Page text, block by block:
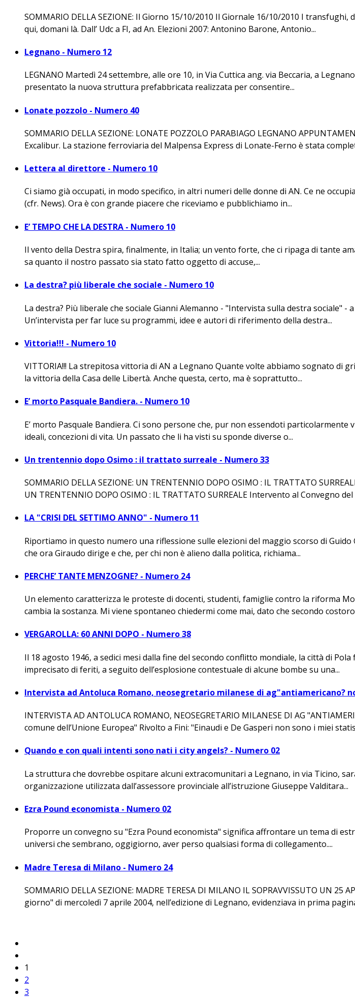
SOMMARIO DELLA SEZIONE: Il Giorno 15/10/2010 Il Giornale 16/10/2010 I
qui, domani là. Dall’ Udc a FI, ad An. Elezioni 2007: Antonino Barone, Antonio...
Legnano - Numero 12
LEGNANO Martedì 24 settembre, alle ore 10, in Via Cuttica ang. via Beccaria, a
presentato la nuova struttura prefabbricata realizzata per consentire...
Lonate pozzolo - Numero 40
SOMMARIO DELLA SEZIONE: LONATE POZZOLO PARABIAGO LEGNANO
Excalibur. La stazione ferroviaria del Malpensa Express di Lonate-Ferno è stata
Lettera al direttore - Numero 10
Ci siamo già occupati, in modo specifico, in altri numeri delle donne di AN. Ce ne
(cfr. News). Ora è con grande piacere che riceviamo e pubblichiamo in...
E’ TEMPO CHE LA DESTRA - Numero 10
Il vento della Destra spira, finalmente, in Italia; un vento forte, che ci ripaga di tante
sa quanto il nostro passato sia stato fatto oggetto di accuse,...
La destra? più liberale che sociale - Numero 10
La destra? Più liberale che sociale Gianni Alemanno - "Intervista sulla destra sociale"
Un’intervista per far luce su programmi, idee e autori di riferimento della destra...
Vittoria!!! - Numero 10
VITTORIA!!! La strepitosa vittoria di AN a Legnano Quante volte abbiamo sognato di
la vittoria della Casa delle Libertà. Anche questa, certo, ma è soprattutto...
E’ morto Pasquale Bandiera. - Numero 10
E’ morto Pasquale Bandiera. Ci sono persone che, pur non essendoti
ideali, concezioni di vita. Un passato che li ha visti su sponde diverse o...
Un trentennio dopo Osimo : il trattato surreale - Numero 33
SOMMARIO DELLA SEZIONE: UN TRENTENNIO DOPO OSIMO : IL TRATTATO
UN TRENTENNIO DOPO OSIMO : IL TRATTATO SURREALE Intervento al Convegno
LA "CRISI DEL SETTIMO ANNO" - Numero 11
Riportiamo in questo numero una riflessione sulle elezioni del maggio scorso di
che ora Giraudo dirige e che, per chi non è alieno dalla politica, richiama...
PERCHE’ TANTE MENZOGNE? - Numero 24
Un elemento caratterizza le proteste di docenti, studenti, famiglie contro la riforma
cambia la sostanza. Mi viene spontaneo chiedermi come mai, dato che secondo costoro
VERGAROLLA: 60 ANNI DOPO - Numero 38
Il 18 agosto 1946, a sedici mesi dalla fine del secondo conflitto mondiale, la città di
imprecisato di feriti, a seguito dell’esplosione contestuale di alcune bombe su una...
Intervista ad Antoluca Romano, neosegretario milanese di ag"antiamericano?
INTERVISTA AD ANTOLUCA ROMANO, NEOSEGRETARIO MILANESE DI AG
comune dell’Unione Europea" Rivolto a Fini: "Einaudi e De Gasperi non sono i miei
Quando e con quali intenti sono nati i city angels? - Numero 02
La struttura che dovrebbe ospitare alcuni extracomunitari a Legnano, in via Ticino,
organizzazione utilizzata dall’assessore provinciale all’istruzione Giuseppe Valditara...
Ezra Pound economista - Numero 02
Proporre un convegno su "Ezra Pound economista" significa affrontare un tema di
universi che sembrano, oggigiorno, aver perso qualsiasi forma di collegamento....
Madre Teresa di Milano - Numero 24
SOMMARIO DELLA SEZIONE: MADRE TERESA DI MILANO IL SOPRAVVISSUTO UN
giorno" di mercoledì 7 aprile 2004, nell’edizione di Legnano, evidenziava in prima
1
2
3